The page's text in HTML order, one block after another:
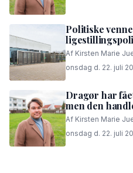
Politiske
Af Kirsten Marie
onsdag d. 22. juli
Dragør har
men den
Af Kirsten Marie
onsdag d. 22. juli